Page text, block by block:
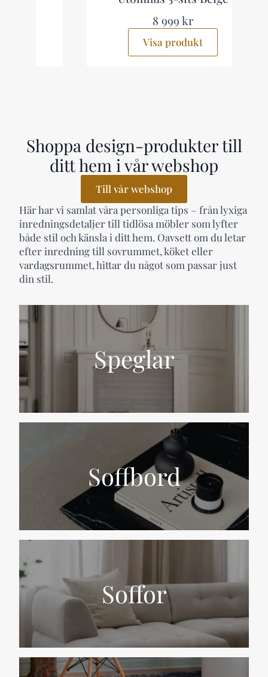
8 999 kr
Visa produkt
Speglar
Soffbord
Soffor
Shoppa design-produkter till
ditt hem i vår webshop
Till vår webshop
Här har vi samlat våra personliga tips – från lyxiga
inredningsdetaljer till tidlösa möbler som lyfter
både stil och känsla i ditt hem. Oavsett om du letar
efter inredning till sovrummet, köket eller
vardagsrummet, hittar du något som passar just
din stil.